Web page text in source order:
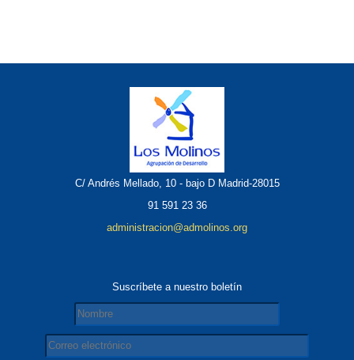
C/ Andrés Mellado, 10 - bajo D Madrid-28015
91 591 23 36
administracion@admolinos.org
Suscríbete a nuestro boletín